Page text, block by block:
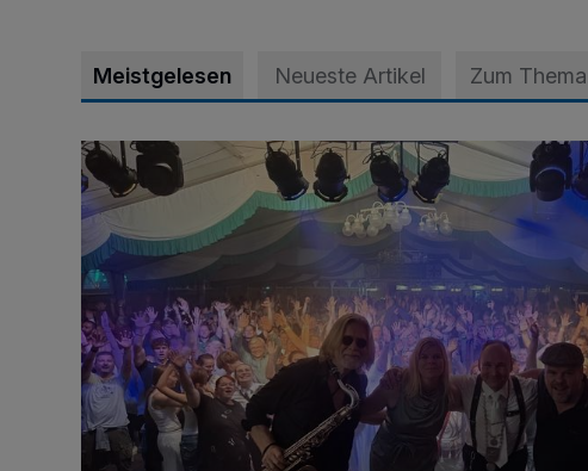
Meistgelesen Neueste Artikel Zum Thema
Viele Bilder: Toller Auftakt des Unterbacher Schützenfestes